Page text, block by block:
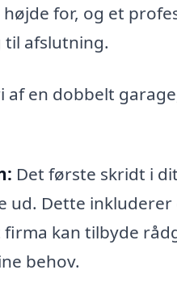
for, og et
afslutning.
en dobbelt
Det første skridt i
ud. Dette
kan tilbyde
behov.